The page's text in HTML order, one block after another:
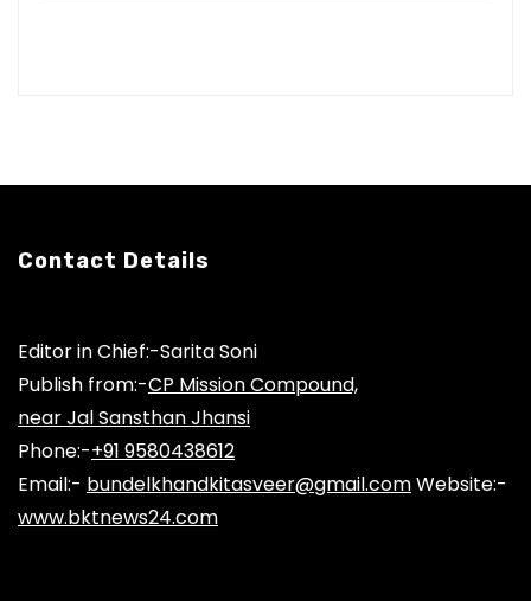
Contact Details
Editor in Chief:-Sarita Soni
Publish from:-CP Mission Compound,
near Jal Sansthan Jhansi
Phone:-+91 9580438612
Email:- bundelkhandkitasveer@gmail.comWebsite:-
www.bktnews24.com